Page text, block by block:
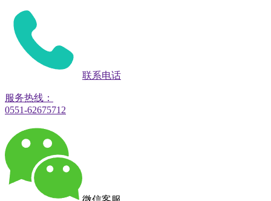
联系电话
服务热线：
0551-62675712